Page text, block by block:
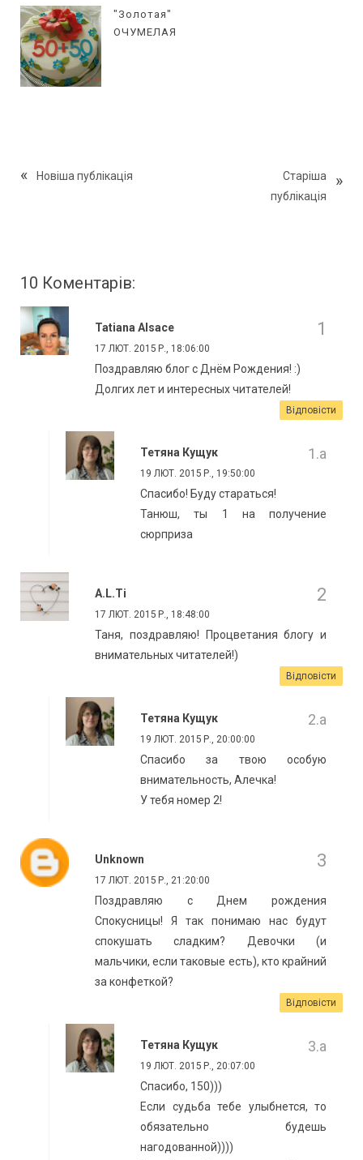
"Золотая"
ОЧУМЕЛАЯ
Новіша публікація
Старіша
публікація
10 Коментарів:
Tatiana Alsace
17 ЛЮТ. 2015 Р., 18:06:00
Поздравляю блог с Днём Рождения! :)
Долгих лет и интересных читателей!
Відповісти
Тетяна Кущук
19 ЛЮТ. 2015 Р., 19:50:00
Спасибо! Буду стараться!
Танюш, ты 1 на получение
сюрприза
A.l.ti
17 ЛЮТ. 2015 Р., 18:48:00
Таня, поздравляю! Процветания блогу и
внимательных читателей!)
Відповісти
Тетяна Кущук
19 ЛЮТ. 2015 Р., 20:00:00
Спасибо за твою особую
внимательность, Алечка!
У тебя номер 2!
Unknown
17 ЛЮТ. 2015 Р., 21:20:00
Поздравляю с Днем рождения
Спокусницы! Я так понимаю нас будут
спокушать сладким? Девочки (и
мальчики, если таковые есть), кто крайний
за конфеткой?
Відповісти
Тетяна Кущук
19 ЛЮТ. 2015 Р., 20:07:00
Спасибо, 150)))
Если судьба тебе улыбнется, то
обязательно будешь
нагодованной))))